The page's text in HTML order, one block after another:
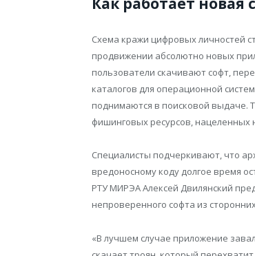
Схема кражи цифровых личностей
продвижении абсолютно новых
пользователи скачивают софт,
каталогов для операционной
поднимаются в поисковой выдаче.
фишинговых ресурсов, нацеленных
Специалисты подчеркивают, что
вредоносному коду долгое время
РТУ МИРЭА Алексей Двилянский
непроверенного софта из
«В лучшем случае приложение